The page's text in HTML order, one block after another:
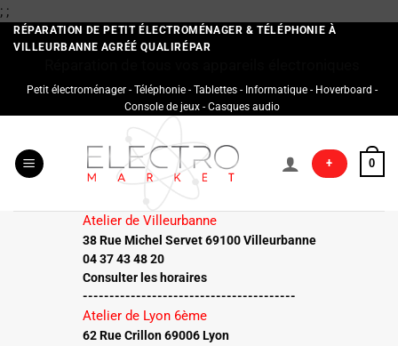
; ;Passer
au
contenu
RÉPARATION DE PETIT ÉLECTROMÉNAGER & TÉLÉPHONIE À
VILLEURBANNE AGRÉÉ QUALIRÉPAR
Petit électroménager - Téléphonie - Tablettes - Informatique - Hoverboard -
Console de jeux - Casques audio
+ 0
Atelier de Villeurbanne
38 Rue Michel Servet 69100 Villeurbanne
04 37 43 48 20
Consulter les horaires
----------------------------------------
Atelier de Lyon 6ème
62 Rue Crillon 69006 Lyon